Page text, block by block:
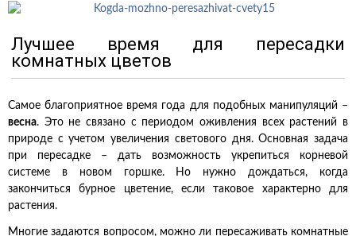
Лучшее время для пересадки
комнатных цветов
Самое благоприятное время года для подобных манипуляций –
весна. Это не связано с периодом оживления всех растений в
природе с учетом увеличения светового дня. Основная задача
при пересадке – дать возможность укрепиться корневой
системе в новом горшке. Но нужно дождаться, когда
закончиться бурное цветение, если таковое характерно для
растения.
Многие задаются вопросом, можно ли пересаживать комнатные